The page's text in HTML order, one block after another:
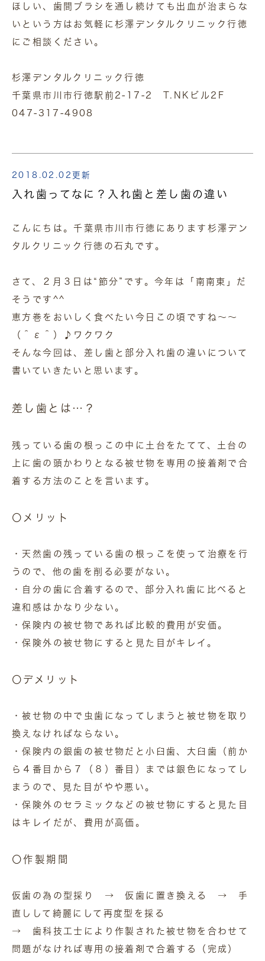
ほしい、歯間ブラシを通し続けても出血が治まらな
いという方はお気軽に杉澤デンタルクリニック行徳
にご相談ください。
杉澤デンタルクリニック行徳
千葉県市川市行徳駅前2-17-2 T.NKビル2F
047-317-4908
2018.02.02更新
入れ歯ってなに？入れ歯と差し歯の違い
こんにちは。千葉県市川市行徳にあります杉澤デン
タルクリニック行徳の石丸です。
さて、２月３日は“節分”です。今年は「南南東」だ
そうです^^
恵方巻をおいしく食べたい今日この頃ですね～～
（＾ε＾）♪ワクワク
そんな今回は、差し歯と部分入れ歯の違いについて
書いていきたいと思います。
差し歯とは…？
残っている歯の根っこの中に土台をたてて、土台の
上に歯の頭かわりとなる被せ物を専用の接着剤で合
着する方法のことを言います。
〇メリット
・天然歯の残っている歯の根っこを使って治療を行
うので、他の歯を削る必要がない。
・自分の歯に合着するので、部分入れ歯に比べると
違和感はかなり少ない。
・保険内の被せ物であれば比較的費用が安価。
・保険外の被せ物にすると見た目がキレイ。
〇デメリット
・被せ物の中で虫歯になってしまうと被せ物を取り
換えなければならない。
・保険内の銀歯の被せ物だと小臼歯、大臼歯（前か
ら４番目から７（８）番目）までは銀色になってし
まうので、見た目がやや悪い。
・保険外のセラミックなどの被せ物にすると見た目
はキレイだが、費用が高価。
〇作製期間
仮歯の為の型採り → 仮歯に置き換える → 手
直しして綺麗にして再度型を採る
→ 歯科技工士により作製された被せ物を合わせて
問題がなければ専用の接着剤で合着する（完成）